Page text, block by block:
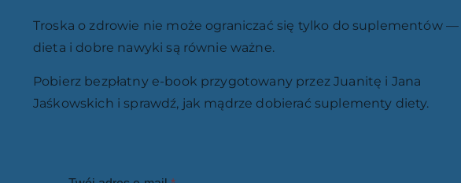
Troska o zdrowie nie może ograniczać się tylko do suplementów —
dieta i dobre nawyki są równie ważne.
Pobierz bezpłatny e-book przygotowany przez Juanitę i Jana
Jaśkowskich i sprawdź, jak mądrze dobierać suplementy diety.